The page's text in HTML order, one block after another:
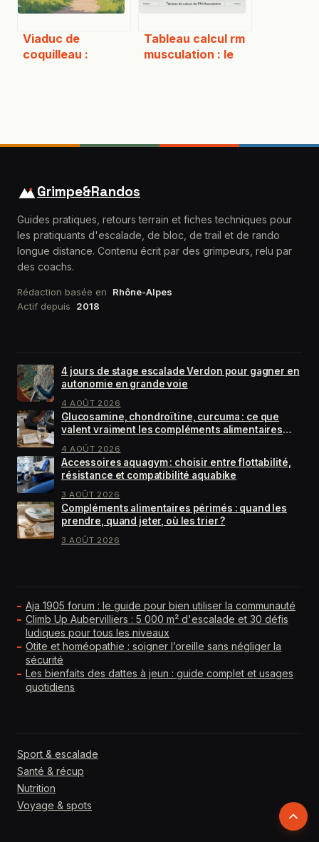
Viaduc de
coquilleau :
Tableau calcul rm
musculation : le
Grimpe&Randos
Guides pratiques, retours terrain et fiches techniques pour
les pratiquants d'escalade, de bloc, de trail et de rando
longue distance. Contenu écrit par des grimpeurs, relu par
des coachs.
Rédaction basée en
Rhône-Alpes
Actif depuis
2018
4 jours de stage escalade Verdon pour gagner en
autonomie en grande voie
4 AOÛT 2026
Glucosamine, chondroïtine, curcuma : ce que
valent vraiment les compléments alimentaires
pour arthrose
4 AOÛT 2026
Accessoires aquagym : choisir entre flottabilité,
résistance et compatibilité aquabike
3 AOÛT 2026
Compléments alimentaires périmés : quand les
prendre, quand jeter, où les trier ?
3 AOÛT 2026
Aja 1905 forum : le guide pour bien utiliser la communauté
Climb Up Aubervilliers : 5 000 m² d'escalade et 30 défis
ludiques pour tous les niveaux
Otite et homéopathie : soigner l’oreille sans négliger la
sécurité
Les bienfaits des dattes à jeun : guide complet et usages
quotidiens
Sport & escalade
Santé & récup
Nutrition
Voyage & spots